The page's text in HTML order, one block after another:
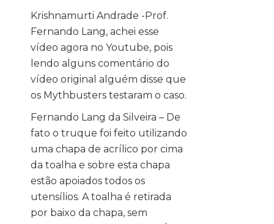
Krishnamurti Andrade -Prof.
Fernando Lang, achei esse
vídeo agora no Youtube, pois
lendo alguns comentário do
vídeo original alguém disse que
os Mythbusters testaram o caso.
Fernando Lang da Silveira – De
fato o truque foi feito utilizando
uma chapa de acrílico por cima
da toalha e sobre esta chapa
estão apoiados todos os
utensílios. A toalha é retirada
por baixo da chapa, sem